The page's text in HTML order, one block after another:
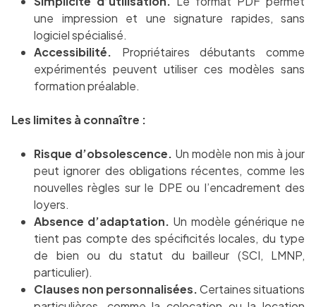
une impression et une signature rapides, sans
logiciel spécialisé.
Accessibilité. Propriétaires débutants comme
expérimentés peuvent utiliser ces modèles sans
formation préalable.
Les limites à connaître :
Risque d’obsolescence. Un modèle non mis à jour
peut ignorer des obligations récentes, comme les
nouvelles règles sur le DPE ou l’encadrement des
loyers.
Absence d’adaptation. Un modèle générique ne
tient pas compte des spécificités locales, du type
de bien ou du statut du bailleur (SCI, LMNP,
particulier).
Clauses non personnalisées.Certaines situations